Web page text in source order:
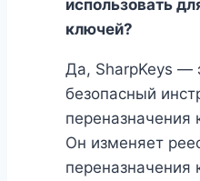
использовать
ключей?
Да, SharpKeys —
безопасный
переназначения
Он изменяет
переназначения